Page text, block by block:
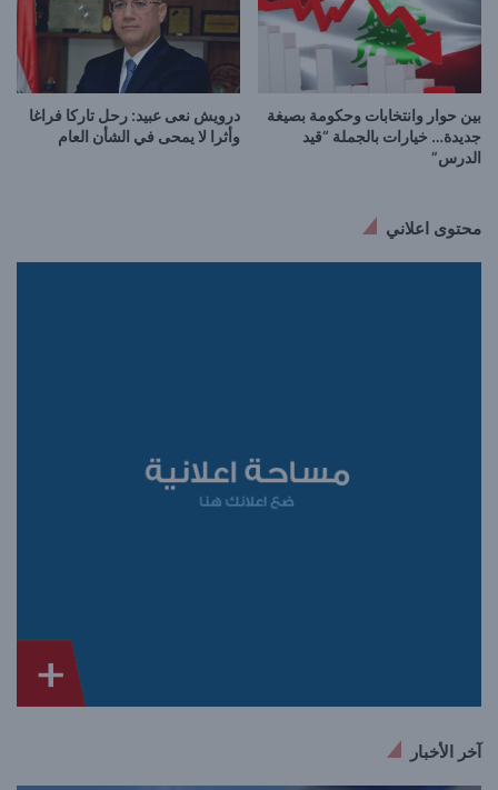
بين حوار وانتخابات وحكومة بصيغة
جديدة… خيارات بالجملة “قيد
الدرس”
درويش نعى عبيد: رحل تاركا فراغا
وأثرا لا يمحى في الشأن العام
محتوى اعلاني
آخر الأخبار